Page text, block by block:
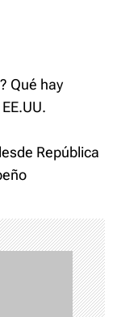
Qué hay
República